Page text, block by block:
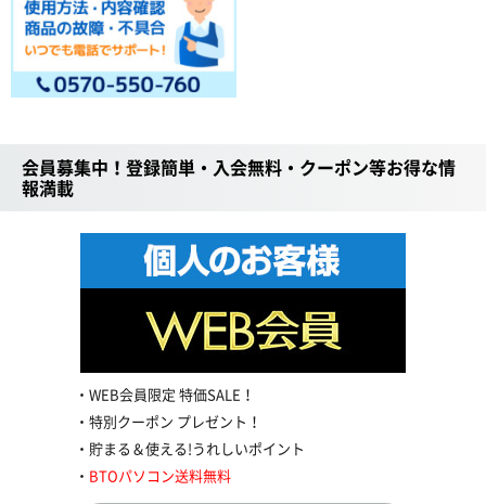
会員募集中！登録簡単・入会無料・クーポン等お得な情
報満載
WEB会員限定 特価SALE！
特別クーポン プレゼント！
貯まる＆使える!うれしいポイント
BTOパソコン送料無料